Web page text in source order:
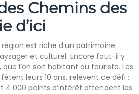
Chemins des
d’ici
est riche d’un patrimoine
et culturel. Encore faut-il y
l’on soit habitant ou touriste. Les
leurs 10 ans, relèvent ce défi :
4 000 points d’intérêt attendent les